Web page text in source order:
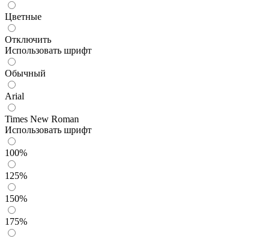
Цветные
Отключить
Использовать шрифт
Обычный
Arial
Times New Roman
Использовать шрифт
100%
125%
150%
175%